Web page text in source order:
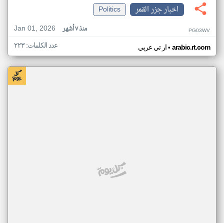
اخبار جزر القمر
Politics
Jan 01, 2026
منذ ٧ أشهر PG03WV
ار تي عربي• arabic.rt.com عدد الكلمات: ٢٢٣